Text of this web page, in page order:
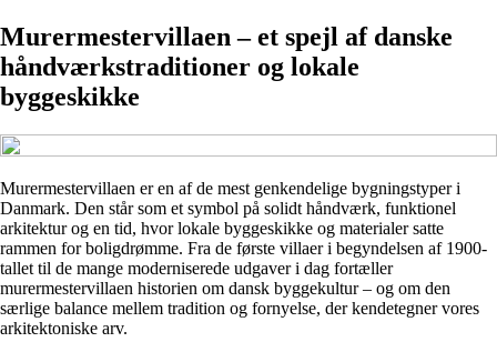
Murermestervillaen – et spejl af danske
håndværkstraditioner og lokale
byggeskikke
Murermestervillaen er en af de mest genkendelige bygningstyper i
Danmark. Den står som et symbol på solidt håndværk, funktionel
arkitektur og en tid, hvor lokale byggeskikke og materialer satte
rammen for boligdrømme. Fra de første villaer i begyndelsen af 1900-
tallet til de mange moderniserede udgaver i dag fortæller
murermestervillaen historien om dansk byggekultur – og om den
særlige balance mellem tradition og fornyelse, der kendetegner vores
arkitektoniske arv.